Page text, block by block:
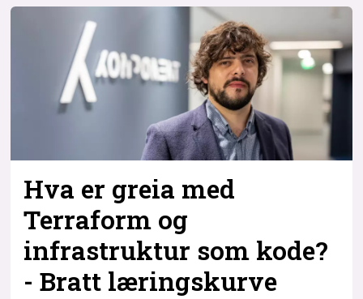
Hva er greia med
Terraform og
infrastruktur som kode?
- Bratt læringskurve